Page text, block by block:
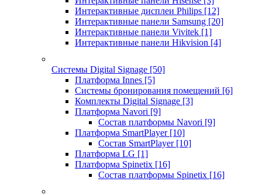
Интерактивные дисплеи Philips [12]
Интерактивные панели Samsung [20]
Интерактивные панели Vivitek [1]
Интерактивные панели Hikvision [4]
Системы Digital Signage [50]
Платформа Innes [5]
Системы бронирования помещений [6]
Комплекты Digital Signage [3]
Платформа Navori [9]
Состав платформы Navori [9]
Платформа SmartPlayer [10]
Состав SmartPlayer [10]
Платформа LG [1]
Платформа Spinetix [16]
Состав платформы Spinetix [16]